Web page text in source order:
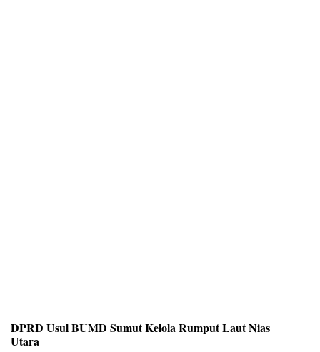
DPRD Usul BUMD Sumut Kelola Rumput Laut Nias
Utara